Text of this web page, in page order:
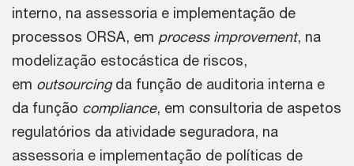
interno, na assessoria e implementação de
processos ORSA, em process improvement, na
modelização estocástica de riscos,
em outsourcingda função de auditoria interna e
da função compliance, em consultoria de aspetos
regulatórios da atividade seguradora, na
assessoria e implementação de políticas de